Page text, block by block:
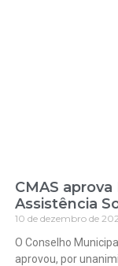
CMAS
Assistência
10 de dezembro de
O Conselho
aprovou, por